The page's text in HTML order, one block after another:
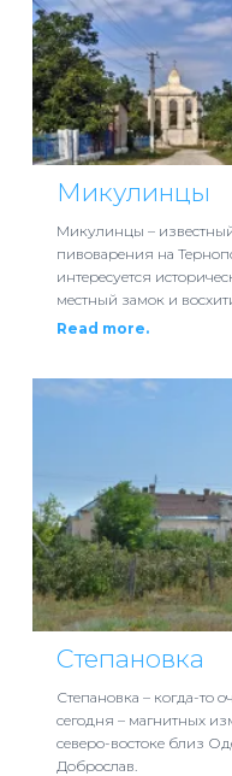
Микулинцы
Микулинцы –
пивоварения на
интересуется
местный замок и
Read more.
Степановка
Степановка – когда-то
сегодня – магнитных
северо-востоке близ
Доброслав.